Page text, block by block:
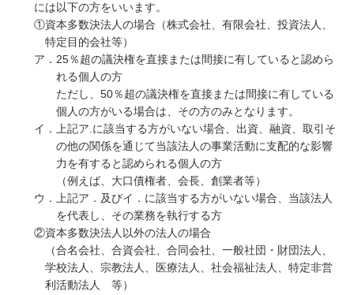
には以下の方をいいます。
①資本多数決法人の場合（株式会社、有限会社、投資法人、
特定目的会社等）
ア．25％超の議決権を直接または間接に有していると認めら
れる個人の方
ただし、50％超の議決権を直接または間接に有している
個人の方がいる場合は、その方のみとなります。
イ．上記ア.に該当する方がいない場合、出資、融資、取引そ
の他の関係を通じて当該法人の事業活動に支配的な影響
力を有すると認められる個人の方
（例えば、大口債権者、会長、創業者等）
ウ．上記ア．及びイ．に該当する方がいない場合、当該法人
を代表し、その業務を執行する方
②資本多数決法人以外の法人の場合
（合名会社、合資会社、合同会社、一般社団・財団法人、
学校法人、宗教法人、医療法人、社会福祉法人、特定非営
利活動法人 等）